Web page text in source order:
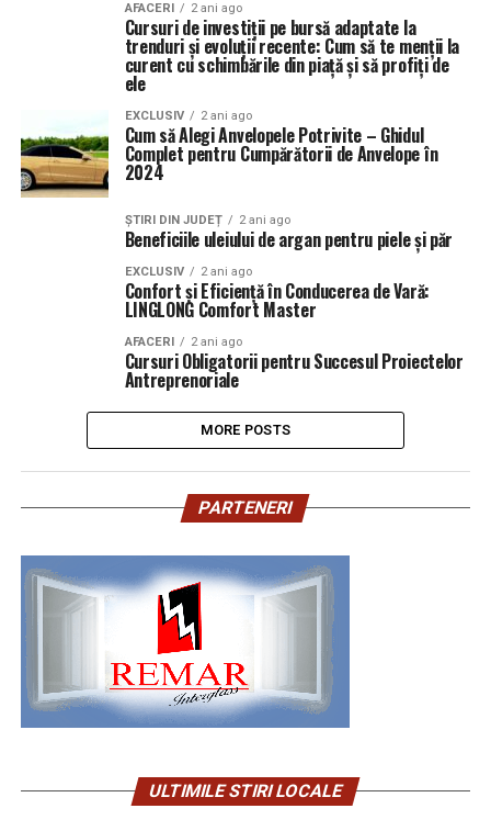
AFACERI 2 ani ago
Cursuri de investiții pe bursă adaptate la
trenduri și evoluții recente: Cum să te menții la
curent cu schimbările din piață și să profiți de
ele
EXCLUSIV 2 ani ago
Cum să Alegi Anvelopele Potrivite – Ghidul
Complet pentru Cumpărătorii de Anvelope în
2024
ȘTIRI DIN JUDEȚ 2 ani ago
Beneficiile uleiului de argan pentru piele și păr
EXCLUSIV 2 ani ago
Confort și Eficiență în Conducerea de Vară:
LINGLONG Comfort Master
AFACERI 2 ani ago
Cursuri Obligatorii pentru Succesul Proiectelor
Antreprenoriale
MORE POSTS
PARTENERI
ULTIMILE STIRI LOCALE